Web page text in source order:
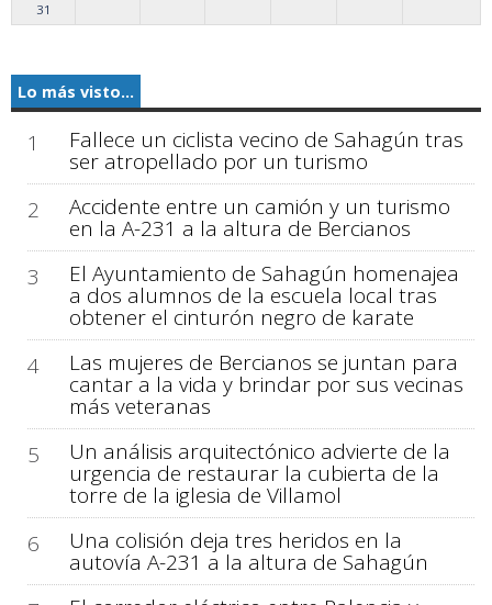
31
Lo más visto...
1 Fallece un ciclista vecino de Sahagún tras
ser atropellado por un turismo
2
Accidente entre un camión y un turismo
en la A-231 a la altura de Bercianos
3
El Ayuntamiento de Sahagún homenajea
a dos alumnos de la escuela local tras
obtener el cinturón negro de karate
4
Las mujeres de Bercianos se juntan para
cantar a la vida y brindar por sus vecinas
más veteranas
5
Un análisis arquitectónico advierte de la
urgencia de restaurar la cubierta de la
torre de la iglesia de Villamol
6
Una colisión deja tres heridos en la
autovía A-231 a la altura de Sahagún